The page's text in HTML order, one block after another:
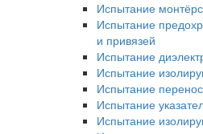
Испытание
Испытание
и привязей
Испытание
Испытание
Испытание
Испытание
Испытание